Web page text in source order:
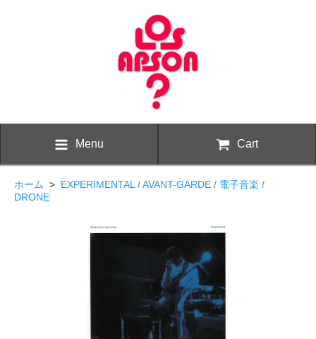
Menu Cart
ホーム > EXPERIMENTAL / AVANT-GARDE / 電子音楽 /
DRONE